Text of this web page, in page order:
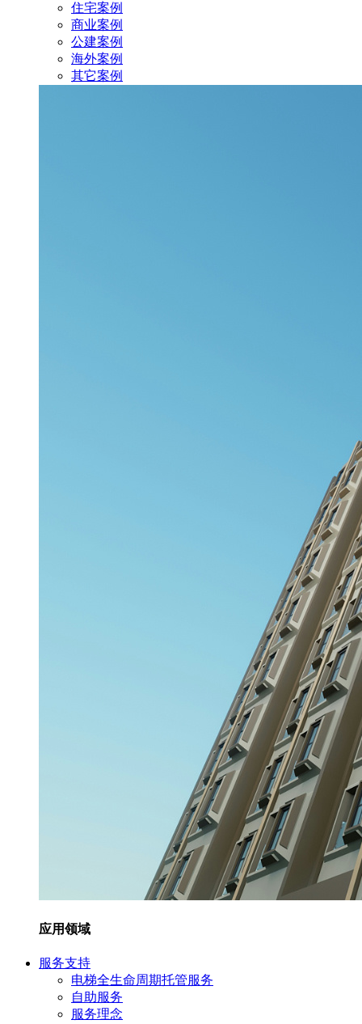
住宅案例
商业案例
公建案例
海外案例
其它案例
应用领域
服务支持
电梯全生命周期托管服务
自助服务
服务理念